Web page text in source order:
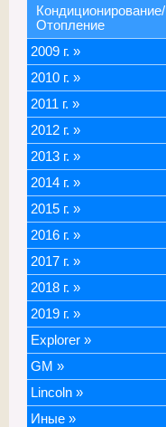
Кондиционирование/
Отопление
2009 г. »
2010 г. »
2011 г. »
2012 г. »
2013 г. »
2014 г. »
2015 г. »
2016 г. »
2017 г. »
2018 г. »
2019 г. »
Explorer »
GM »
Lincoln »
Иные »